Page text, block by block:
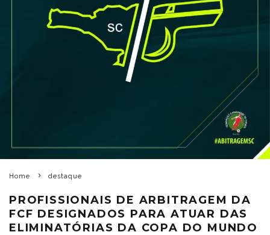
Home destaque
PROFISSIONAIS DE ARBITRAGEM DA
FCF DESIGNADOS PARA ATUAR DAS
ELIMINATÓRIAS DA COPA DO MUNDO